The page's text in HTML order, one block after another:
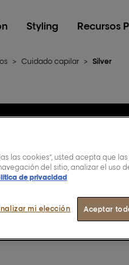
Styling Recursos
> Cuidado capilar > Silver
las cookies”, usted acepta que
del sitio, analizar el uso
de privacidad
Aceptar
mi elección